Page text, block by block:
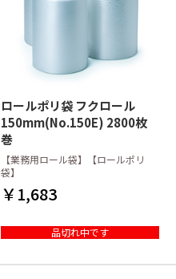
ロールポリ袋 フクロール
150mm(No.150E) 2800枚
巻
【業務用ロール袋】【ロールポリ
袋】
￥1,683
品切れ中です